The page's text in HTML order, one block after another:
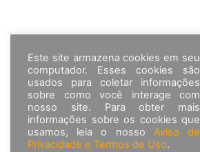
Este site armazena cookies em seu
computador. Esses cookies são
usados para coletar informações
sobre como você interage com
nosso site. Para obter mais
informações sobre os cookies que
usamos, leia o nosso Aviso de
Privacidade e Termos de Uso.